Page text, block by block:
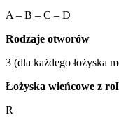
A – B – C – D
Rodzaje otworów
3 (dla każdego łożyska
Łożyska wieńcowe z
R